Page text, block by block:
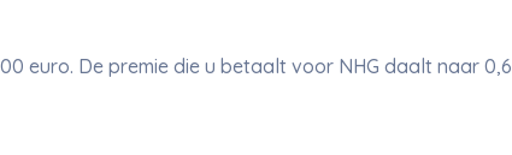
euro. De premie die u betaalt voor NHG daalt naar 0,6